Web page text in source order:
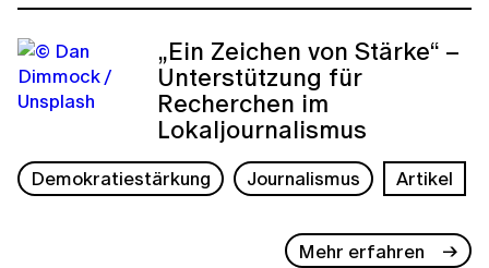
„Ein Zeichen von Stärke“ –
Unterstützung für
Recherchen im
Lokaljournalismus
Demokratiestärkung Journalismus Artikel
Mehr erfahren